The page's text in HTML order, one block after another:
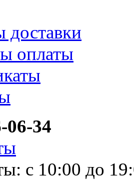
доставки
оплаты
06-34
с 10:00 до